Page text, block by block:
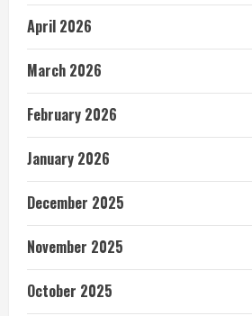
April 2026
March 2026
February 2026
January 2026
December 2025
November 2025
October 2025